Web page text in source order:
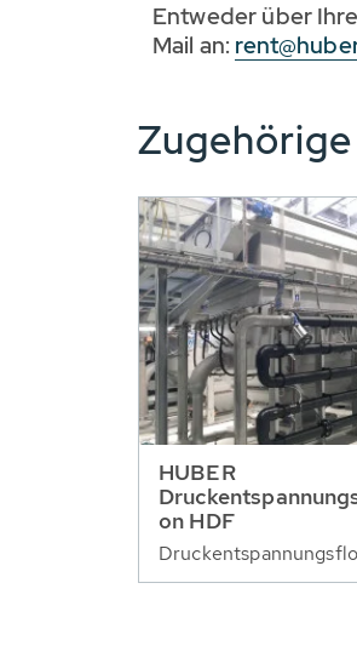
Entweder über
Mail an:
HUBER
on HDF